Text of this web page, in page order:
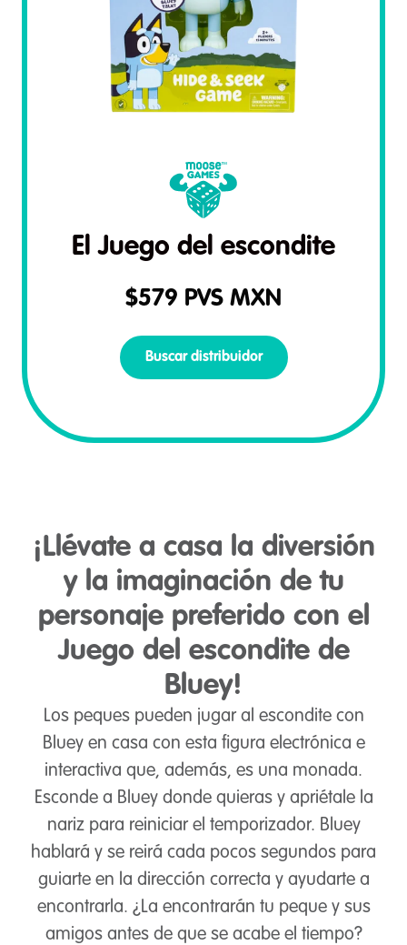
El Juego del escondite
$579 PVS MXN
Buscar distribuidor
¡Llévate a casa la diversión
y la imaginación de tu
personaje preferido con el
Juego del escondite de
Bluey!
Los peques pueden jugar al escondite con
Bluey en casa con esta figura electrónica e
interactiva que, además, es una monada.
Esconde a Bluey donde quieras y apriétale la
nariz para reiniciar el temporizador. Bluey
hablará y se reirá cada pocos segundos para
guiarte en la dirección correcta y ayudarte a
encontrarla. ¿La encontrarán tu peque y sus
amigos antes de que se acabe el tiempo?